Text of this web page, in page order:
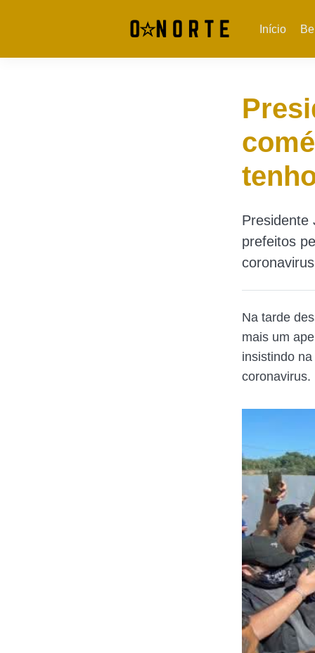
Início
Presidente
prefeitos
Na tarde
mais um
insistindo
coronavirus.